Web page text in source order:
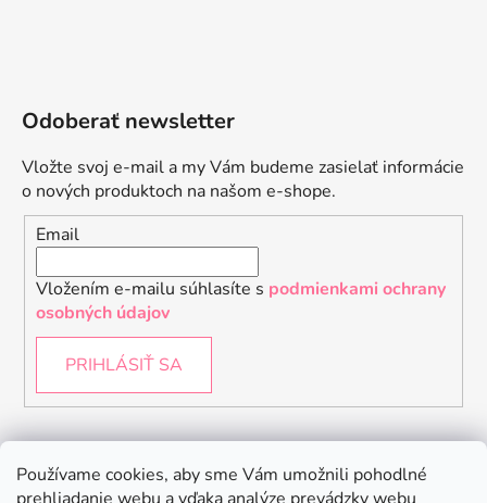
Používame cookies, aby sme Vám umožnili pohodlné
Odoberať newsletter
Vložte svoj e-mail a my Vám budeme zasielať informácie
o nových produktoch na našom e-shope.
Email
Vložením e-mailu súhlasíte s podmienkami ochrany
osobných údajov
PRIHLÁSIŤ SA
Instagram